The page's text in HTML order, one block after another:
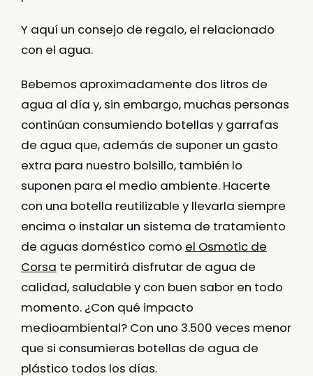
Y aquí un consejo de regalo, el relacionado
con el agua.
Bebemos aproximadamente dos litros de
agua al día y, sin embargo, muchas personas
continúan consumiendo botellas y garrafas
de agua que, además de suponer un gasto
extra para nuestro bolsillo, también lo
suponen para el medio ambiente. Hacerte
con una botella reutilizable y llevarla siempre
encima o instalar un sistema de tratamiento
de aguas doméstico como el Osmotic de
Corsa te permitirá disfrutar de agua de
calidad, saludable y con buen sabor en todo
momento. ¿Con qué impacto
medioambiental? Con uno 3.500 veces menor
que si consumieras botellas de agua de
plástico todos los días.